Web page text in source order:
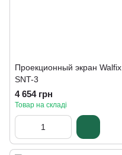
Проекционный экран Walfix
SNT-3
4 654 грн
Товар на складі